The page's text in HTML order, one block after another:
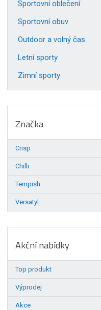
Sportovní oblečení
Sportovní obuv
Outdoor a volný čas
Letní sporty
Zimní sporty
Značka
Crisp
Chilli
Tempish
Versatyl
Akční nabídky
Top produkt
Výprodej
Akce